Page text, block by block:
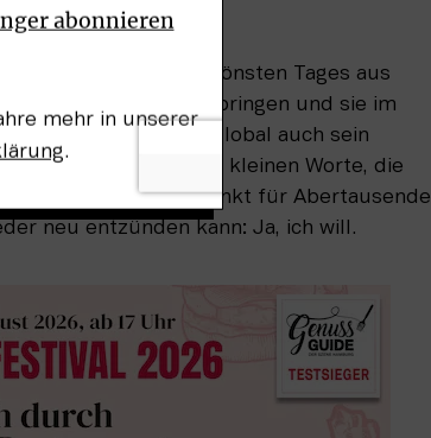
die Bilder des schönsten Tages aus
Hochzeitsalben mitbringen und sie im
Hochzeiten also global auch sein
erwähnten drei kleinen Worte, die
und den Ausgangspunkt für Abertausende
neu entzünden kann: Ja, ich will.
abonnieren
Wir senden keinen Spam! Erfahre mehr in unserer
.